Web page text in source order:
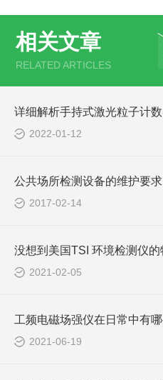
相关文章
RELATED ARTICLES
2022-01-12
公共场所检测设备的维护要求
2017-02-14
2021-02-05
2021-06-19